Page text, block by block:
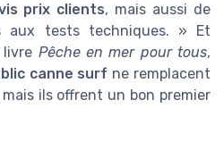
prix clients, mais aussi de
aux tests techniques. » Et
livre Pêche en mer pour tous,
canne surf ne remplacent
ils offrent un bon premier